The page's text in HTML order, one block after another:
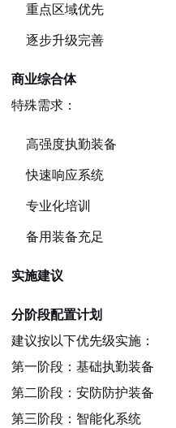
重点区域优先
逐步升级完善
商业综合体
特殊需求：
高强度执勤装备
快速响应系统
专业化培训
备用装备充足
实施建议
分阶段配置计划
建议按以下优先级实施：
第一阶段：基础执勤装备
第二阶段：安防防护装备
第三阶段：智能化系统